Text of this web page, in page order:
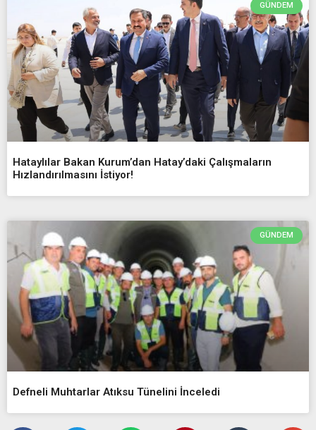
GÜNDEM
Hataylılar Bakan Kurum’dan Hatay’daki Çalışmaların
Hızlandırılmasını İstiyor!
GÜNDEM
Defneli Muhtarlar Atıksu Tünelini İnceledi